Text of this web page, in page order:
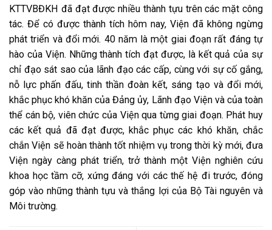
KTTVBĐKH đã đạt được nhiều thành tựu trên các mặt công
tác. Để có được thành tích hôm nay, Viện đã không ngừng
phát triển và đổi mới. 40 năm là một giai đoạn rất đáng tự
hào của Viện. Những thành tích đạt được, là kết quả của sự
chỉ đạo sát sao của lãnh đạo các cấp, cùng với sự cố gắng,
nỗ lực phấn đấu, tinh thần đoàn kết, sáng tạo và đổi mới,
khắc phục khó khăn của Đảng ủy, Lãnh đạo Viện và của toàn
thể cán bộ, viên chức của Viện qua từng giai đoạn. Phát huy
các kết quả đã đạt được, khắc phục các khó khăn, chắc
chắn Viện sẽ hoàn thành tốt nhiệm vụ trong thời kỳ mới, đưa
Viện ngày càng phát triển, trở thành một Viện nghiên cứu
khoa học tầm cỡ, xứng đáng với các thế hệ đi trước, đóng
góp vào những thành tựu và thắng lợi của Bộ Tài nguyên và
Môi trường.